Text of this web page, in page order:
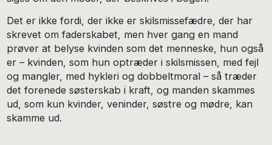
Det er ikke fordi, der ikke er skilsmissefædre, der har
skrevet om faderskabet, men hver gang en mand
prøver at belyse kvinden som det menneske, hun også
er – kvinden, som hun optræder i skilsmissen, med fejl
og mangler, med hykleri og dobbeltmoral – så træder
det forenede søsterskab i kraft, og manden skammes
ud, som kun kvinder, veninder, søstre og mødre, kan
skamme ud.